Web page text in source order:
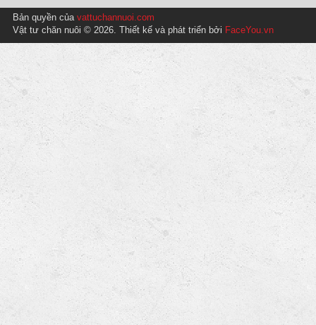
Bản quyền của vattuchannuoi.com
Vật tư chăn nuôi © 2026. Thiết kế và phát triển bởi FaceYou.vn